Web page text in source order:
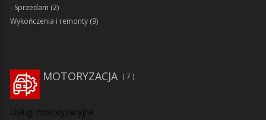
Sprzedam (2)
Wykończenia i remonty (9)
MOTORYZACJA 7
Usługi motoryzacyjne